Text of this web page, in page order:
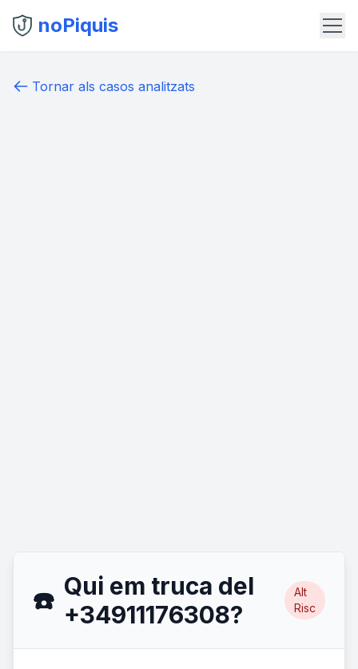
noPiquis
Tornar als casos analitzats
☎️ Qui em truca del
+34911176308?
Alt
Risc